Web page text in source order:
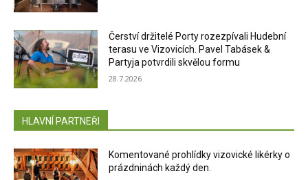
Čerství držitelé Porty rozezpívali Hudební
terasu ve Vizovicích. Pavel Tabásek &
Partyja potvrdili skvělou formu
28.7.2026
HLAVNÍ PARTNEŘI
Komentované prohlídky vizovické likérky o
prázdninách každý den.